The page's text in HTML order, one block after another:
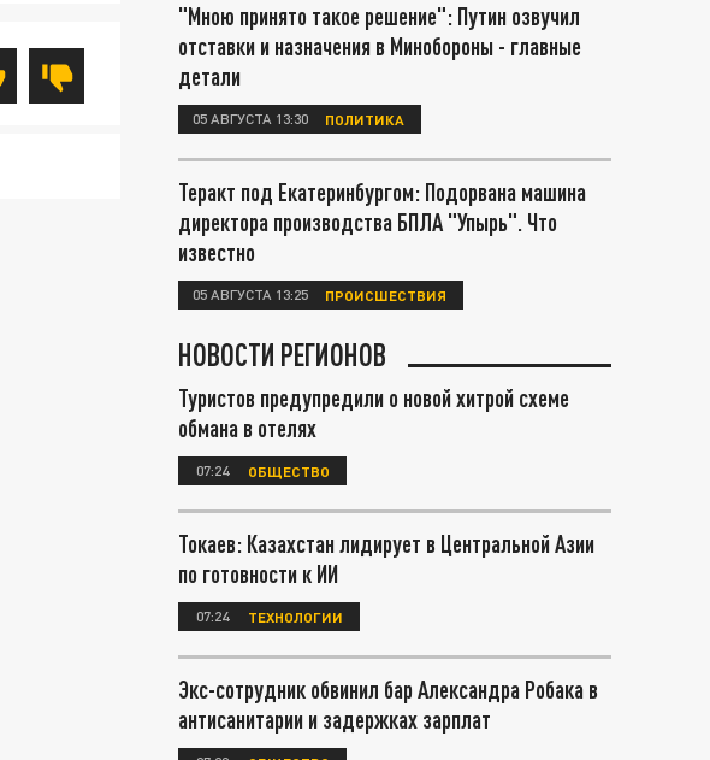
"Мною принято такое решение": Путин озвучил
отставки и назначения в Минобороны - главные
детали
05 АВГУСТА 13:30 ПОЛИТИКА
Теракт под Екатеринбургом: Подорвана машина
директора производства БПЛА "Упырь". Что
известно
05 АВГУСТА 13:25 ПРОИСШЕСТВИЯ
НОВОСТИ РЕГИОНОВ
Туристов предупредили о новой хитрой схеме
обмана в отелях
07:24 ОБЩЕСТВО
Токаев: Казахстан лидирует в Центральной Азии
по готовности к ИИ
07:24 ТЕХНОЛОГИИ
Экс-сотрудник обвинил бар Александра Робака в
антисанитарии и задержках зарплат